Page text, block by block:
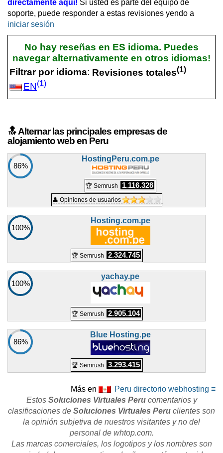
directamente aquí! Si usted es parte del equipo de
soporte, puede responder a estas revisiones yendo a
iniciar sesión
No hay reseñas en ES idioma. Puedes
navegar alternativamente en otros idiomas!
Filtrar por idioma: Revisiones totales(1)
EN(1)
🔝 Alternar las principales empresas de
alojamiento web en Peru
86%
HostingPeru.com.pe
🏆 Semrush 1.116.328
👤 Opiniones de usuarios
100%
Hosting.com.pe
🏆 Semrush 2.324.745
100%
yachay.pe
🏆 Semrush 2.905.104
86%
Blue Hosting.pe
🏆 Semrush 3.293.415
Más en
Peru directorio webhosting ≡
Estos Soluciones Virtuales Perucomentarios y
clasificaciones de Soluciones Virtuales Peru clientes son
la opinión subjetiva de nuestros visitantes y no del
personal de whtop.com.
Las marcas comerciales, los logotipos y los nombres son